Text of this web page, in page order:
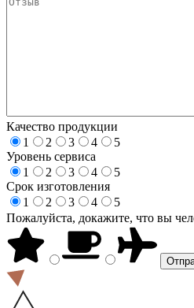
Качество продукции
1
2 3 4
5
Уровень сервиса
1
2 3 4
5
Срок изготовления
1
2 3 4
5
Пожалуйста, докажите, что вы